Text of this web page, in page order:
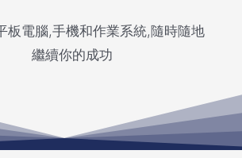
板電腦,手機和作業系統,隨時隨地
繼續你的成功